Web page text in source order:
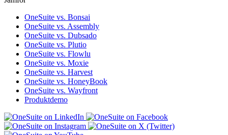
OneSuite vs. Bonsai
OneSuite vs. Assembly
OneSuite vs. Dubsado
OneSuite vs. Plutio
OneSuite vs. Flowlu
OneSuite vs. Moxie
OneSuite vs. Harvest
OneSuite vs. HoneyBook
OneSuite vs. Wayfront
Produktdemo